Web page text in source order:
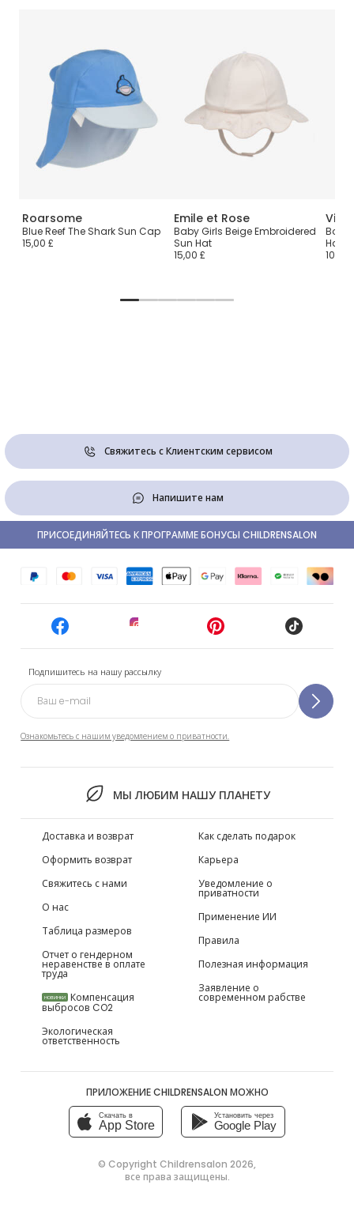
Roarsome
Blue Reef The Shark Sun Cap
15,00 £
Emile et Rose
Baby Girls Beige Embroidered
Sun Hat
15,00 £
Boys
Hat
Свяжитесь с Клиентским сервисом
Напишите нам
Подпишитесь на нашу рассылку
Ознакомьтесь с нашим уведомлением о приватности.
МЫ ЛЮБИМ НАШУ ПЛАНЕТУ
ПРИСОЕДИНЯЙТЕСЬ К ПРОГРАММЕ БОНУСЫ CHILDRENSALON
Доставка и возврат
Оформить возврат
Свяжитесь с нами
О нас
Таблица размеров
Отчет о гендерном
неравенстве в оплате
труда
НОВИНКИ Компенсация
выбросов CO2
Экологическая
ответственность
Как сделать подарок
Карьера
Уведомление о
приватности
Применение ИИ
Правила
Полезная информация
Заявление о
современном рабстве
ПРИЛОЖЕНИЕ CHILDRENSALON МОЖНО
Скачать в
App Store
Установить через
Google Play
© Copyright Childrensalon 2026,
все права защищены.